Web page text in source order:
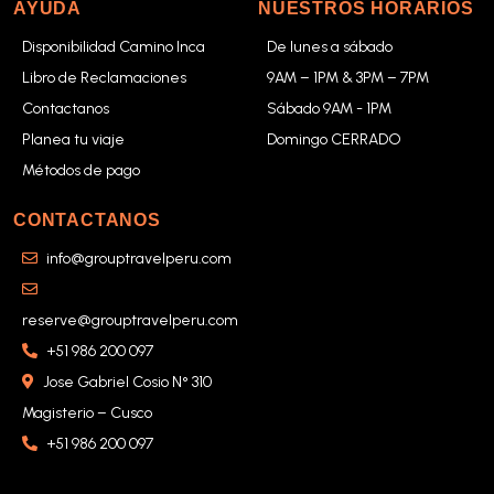
AYUDA
Disponibilidad Camino Inca
Libro de Reclamaciones
Contactanos
Planea tu viaje
Métodos de pago
NUESTROS HORARIOS
De lunes a sábado
9AM – 1PM & 3PM – 7PM
Sábado 9AM - 1PM
Domingo CERRADO
CONTACTANOS
info@grouptravelperu.com
reserve@grouptravelperu.com
+51 986 200 097
Jose Gabriel Cosio N° 310
Magisterio – Cusco
+51 986 200 097